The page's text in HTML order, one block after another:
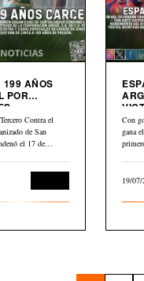
199 AÑOS
POR
Contra el
de San
el 17 de
Con
gana
19/